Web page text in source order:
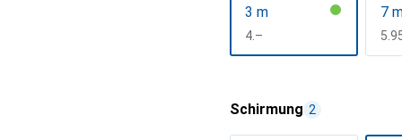
3 m
CHF
4.–
7
CHF
Schirmung 2